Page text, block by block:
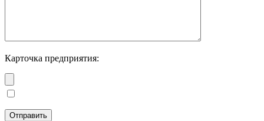
Карточка предприятия: